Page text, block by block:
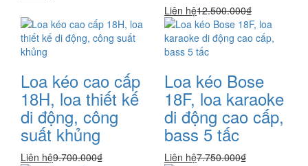
Liên hệ12.500.000₫
Loa kéo cao cấp
18H, loa thiết kế
di động, công
suất khủng
Liên hệ9.700.000₫
Loa kéo Bose
18F, loa karaoke
di động cao cấp,
bass 5 tấc
Liên hệ7.750.000₫